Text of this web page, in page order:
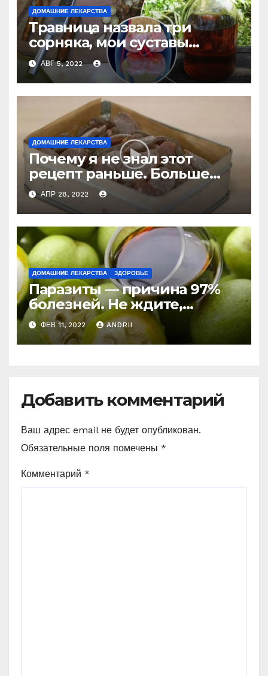
ДОМАШНИЕ ЛЕКАРСТВА
Травница назвала три
сорняка, мои суставы
больше не болят
АВГ 5, 2022
ДОМАШНИЕ ЛЕКАРСТВА
Почему я не знал этот
рецепт раньше. Больше
никогда не буду покупать
лекарство от кашля!
АПР 28, 2022
ДОМАШНИЕ ЛЕКАРСТВА ЗДОРОВЬЕ
Паразиты — причина 97%
болезней. Не ждите,
боритесь с ними уже
сейчас (Рецепт)
ФЕВ 11, 2022 ANDRII
Добавить комментарий
Ваш адрес email не будет опубликован.
Обязательные поля помечены *
Комментарий *